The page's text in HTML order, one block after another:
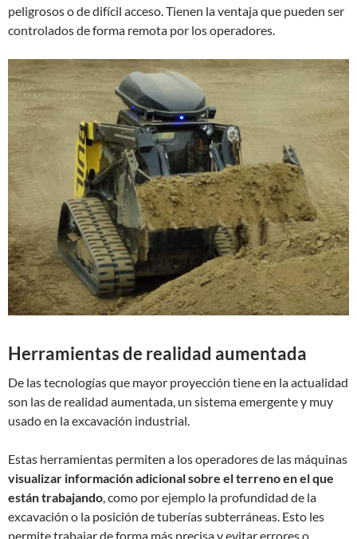
peligrosos o de difícil acceso. Tienen la ventaja que pueden ser
controlados de forma remota por los operadores.
Herramientas de realidad aumentada
De las tecnologías que mayor proyección tiene en la actualidad
son las de realidad aumentada, un sistema emergente y muy
usado en la excavación industrial.
Estas herramientas permiten a los operadores de las máquinas
visualizar información adicional sobre el terreno en el que
están trabajando, como por ejemplo la profundidad de la
excavación o la posición de tuberías subterráneas. Esto les
permite trabajar de forma más precisa y evitar errores o